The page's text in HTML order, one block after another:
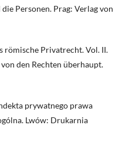
Personen. Prag: Verlag von
römische Privatrecht. Vol. II.
den Rechten überhaupt.
prywatnego prawa
Lwów: Drukarnia